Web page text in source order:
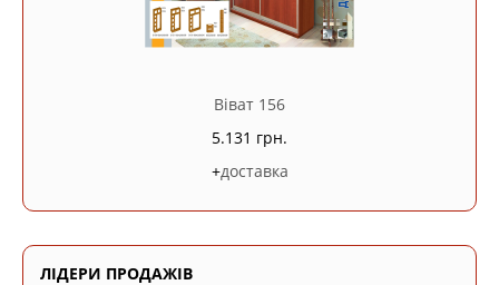
Віват 156
5.131 грн.
+доставка
ЛІДЕРИ ПРОДАЖІВ